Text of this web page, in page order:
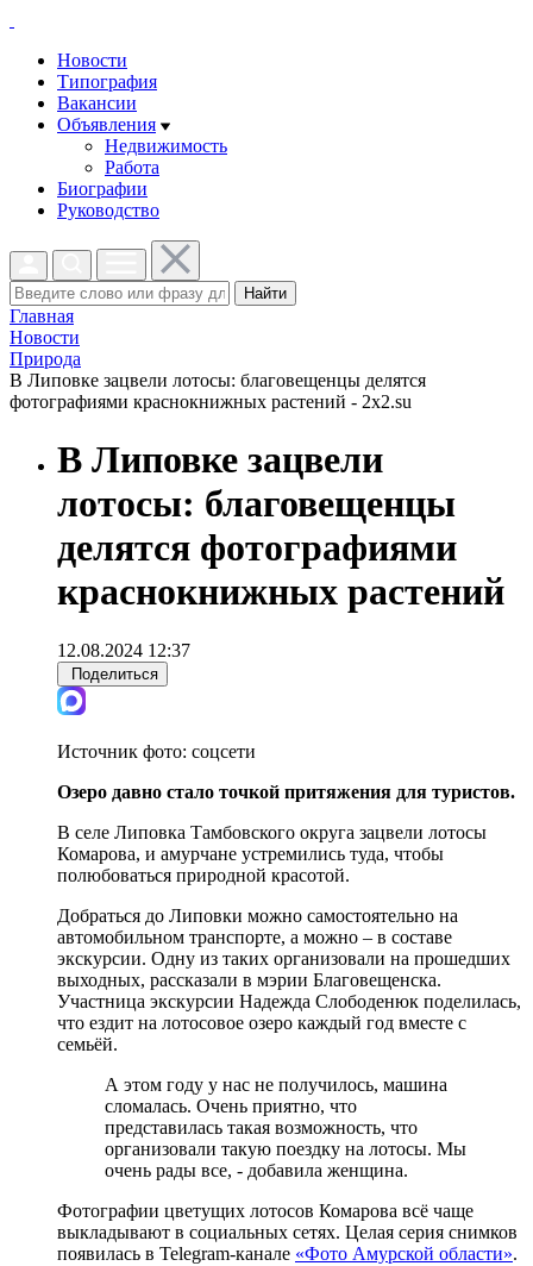
Новости
Типография
Вакансии
Объявления
Недвижимость
Работа
Биографии
Руководство
Найти
Главная
Новости
Природа
В Липовке зацвели лотосы: благовещенцы делятся
фотографиями краснокнижных растений - 2x2.su
В Липовке зацвели
лотосы: благовещенцы
делятся фотографиями
краснокнижных растений
12.08.2024 12:37
Поделиться
Источник фото: соцсети
Озеро давно стало точкой притяжения для туристов.
В селе Липовка Тамбовского округа зацвели лотосы
Комарова, и амурчане устремились туда, чтобы
полюбоваться природной красотой.
Добраться до Липовки можно самостоятельно на
автомобильном транспорте, а можно – в составе
экскурсии. Одну из таких организовали на прошедших
выходных, рассказали в мэрии Благовещенска.
Участница экскурсии Надежда Слободенюк поделилась,
что ездит на лотосовое озеро каждый год вместе с
семьёй.
А этом году у нас не получилось, машина
сломалась. Очень приятно, что
представилась такая возможность, что
организовали такую поездку на лотосы. Мы
очень рады все, - добавила женщина.
Фотографии цветущих лотосов Комарова всё чаще
выкладывают в социальных сетях. Целая серия снимков
появилась в Telegram-канале «Фото Амурской области».